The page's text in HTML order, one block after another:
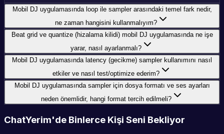
Mobil DJ uygulamasında loop ile sampler arasındaki temel fark nedir,
ne zaman hangisini kullanmalıyım?
Beat grid ve quantize (hizalama kilidi) mobil DJ uygulamasında ne işe
yarar, nasıl ayarlanmalı?
Mobil DJ uygulamasında latency (gecikme) sampler kullanımını nasıl
etkiler ve nasıl test/optimize ederim?
Mobil DJ uygulamasında sampler için dosya formatı ve ses ayarları
neden önemlidir, hangi format tercih edilmeli?
ChatYerim'de Binlerce Kişi Seni Bekliyor